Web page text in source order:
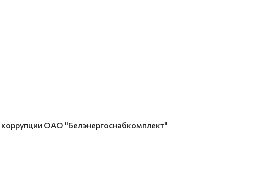
ОАО "Белэнергоснабкомплект"